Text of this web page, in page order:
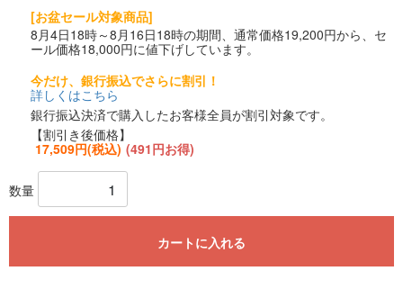
[お盆セール対象商品]
8月4日18時～8月16日18時の期間、通常価格19,200円から、セ
ール価格18,000円に値下げしています。
今だけ、銀行振込でさらに割引！
詳しくはこちら
銀行振込決済で購入したお客様全員が割引対象です。
【割引き後価格】
17,509円(税込) (491円お得)
数量
カートに入れる